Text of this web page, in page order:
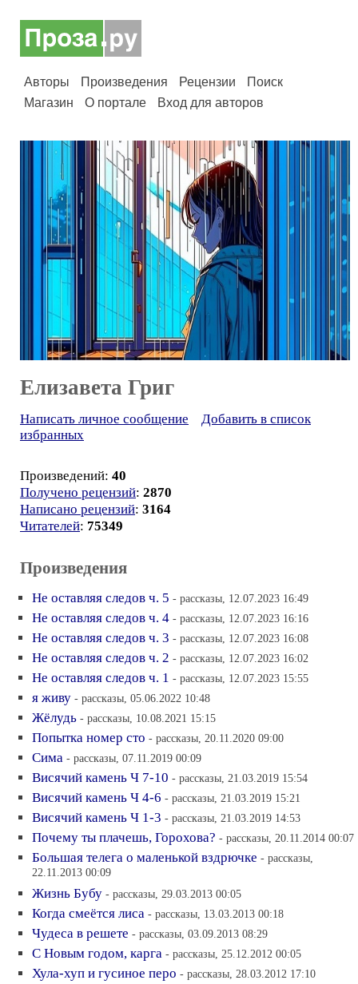
Авторы Произведения Рецензии
Поиск
Магазин
О портале Вход для авторов
Елизавета Григ
Написать личное сообщение
Добавить в список
избранных
Произведений: 40
Получено рецензий: 2870
Написано рецензий: 3164
Читателей: 75349
Произведения
Не оставляя следов ч. 5 - рассказы, 12.07.2023 16:49
Не оставляя следов ч. 4 - рассказы, 12.07.2023 16:16
Не оставляя следов ч. 3 - рассказы, 12.07.2023 16:08
Не оставляя следов ч. 2 - рассказы, 12.07.2023 16:02
Не оставляя следов ч. 1 - рассказы, 12.07.2023 15:55
я живу - рассказы, 05.06.2022 10:48
Жёлудь - рассказы, 10.08.2021 15:15
Попытка номер сто - рассказы, 20.11.2020 09:00
Сима - рассказы, 07.11.2019 00:09
Висячий камень Ч 7-10 - рассказы, 21.03.2019 15:54
Висячий камень Ч 4-6 - рассказы, 21.03.2019 15:21
Висячий камень Ч 1-3 - рассказы, 21.03.2019 14:53
Почему ты плачешь, Горохова? - рассказы, 20.11.2014 00:07
Большая телега о маленькой вздрючке - рассказы,
22.11.2013 00:09
Жизнь Бубу - рассказы, 29.03.2013 00:05
Когда смеётся лиса - рассказы, 13.03.2013 00:18
Чудеса в решете - рассказы, 03.09.2013 08:29
С Новым годом, карга - рассказы, 25.12.2012 00:05
Хула-хуп и гусиное перо - рассказы, 28.03.2012 17:10